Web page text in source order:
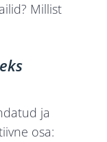
Millist
ja
osa: